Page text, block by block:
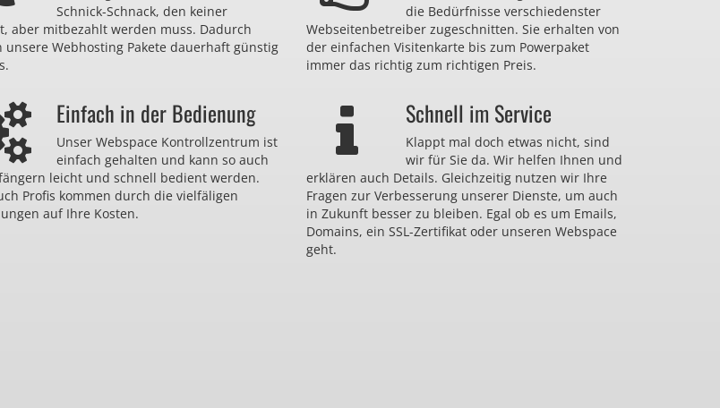
Schnick-Schnack, den keiner
aber mitbezahlt werden muss. Dadurch
unsere Webhosting Pakete dauerhaft günstig
die Bedürfnisse verschiedenster
Webseitenbetreiber zugeschnitten. Sie erhalten von
der einfachen Visitenkarte bis zum Powerpaket
immer das richtig zum richtigen Preis.
Einfach in der Bedienung
Unser Webspace Kontrollzentrum ist
einfach gehalten und kann so auch
leicht und schnell bedient werden.
Profis kommen durch die vielfäligen
auf Ihre Kosten.
Schnell im Service
Klappt mal doch etwas nicht, sind
wir für Sie da. Wir helfen Ihnen und
erklären auch Details. Gleichzeitig nutzen wir Ihre
Fragen zur Verbesserung unserer Dienste, um auch
in Zukunft besser zu bleiben. Egal ob es um Emails,
Domains, ein SSL-Zertifikat oder unseren Webspace
geht.